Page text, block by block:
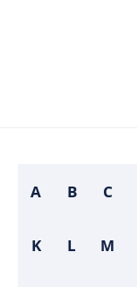
A B C
K L M